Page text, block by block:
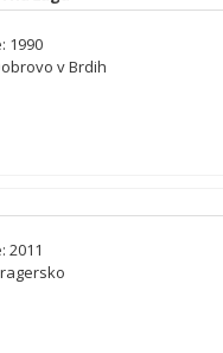
1990
v Brdih
2011